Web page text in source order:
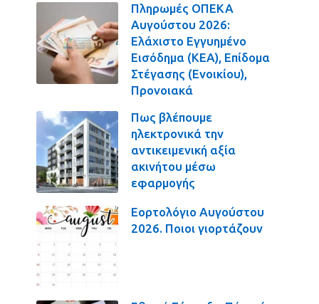
Πληρωμές ΟΠΕΚΑ
Αυγούστου 2026:
Ελάχιστο Εγγυημένο
Εισόδημα (ΚΕΑ), Επίδομα
Στέγασης (Ενοικίου),
Προνοιακά
Πως βλέπουμε
ηλεκτρονικά την
αντικειμενική αξία
ακινήτου μέσω
εφαρμογής
Εορτολόγιο Αυγούστου
2026. Ποιοι γιορτάζουν